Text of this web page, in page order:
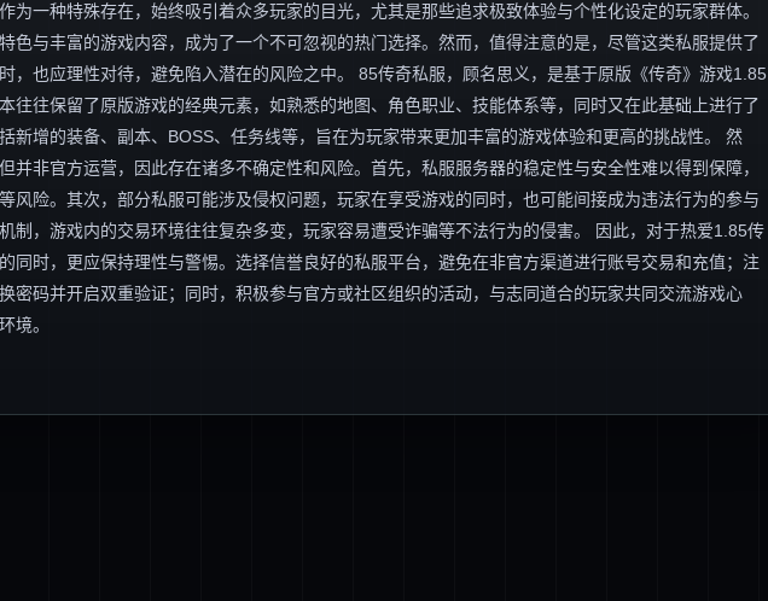
为一种特殊存在，始终吸引着众多玩家的目光，尤其是那些追求极致体验与个性化设定的玩家群体。
色与丰富的游戏内容，成为了一个不可忽视的热门选择。然而，值得注意的是，尽管这类私服提供了
，也应理性对待，避免陷入潜在的风险之中。 85传奇私服，顾名思义，是基于原版《传奇》游戏1.85
往往保留了原版游戏的经典元素，如熟悉的地图、角色职业、技能体系等，同时又在此基础上进行了
新增的装备、副本、BOSS、任务线等，旨在为玩家带来更加丰富的游戏体验和更高的挑战性。 然
并非官方运营，因此存在诸多不确定性和风险。首先，私服服务器的稳定性与安全性难以得到保障，
风险。其次，部分私服可能涉及侵权问题，玩家在享受游戏的同时，也可能间接成为违法行为的参与
制，游戏内的交易环境往往复杂多变，玩家容易遭受诈骗等不法行为的侵害。 因此，对于热爱1.85传
同时，更应保持理性与警惕。选择信誉良好的私服平台，避免在非官方渠道进行账号交易和充值；注
密码并开启双重验证；同时，积极参与官方或社区组织的活动，与志同道合的玩家共同交流游戏心
境。